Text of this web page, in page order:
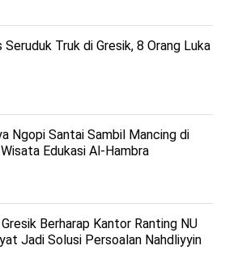
Seruduk Truk di Gresik, 8 Orang Luka
Ngopi Santai Sambil Mancing di
Edukasi Al-Hambra
Berharap Kantor Ranting NU
Jadi Solusi Persoalan Nahdliyyin